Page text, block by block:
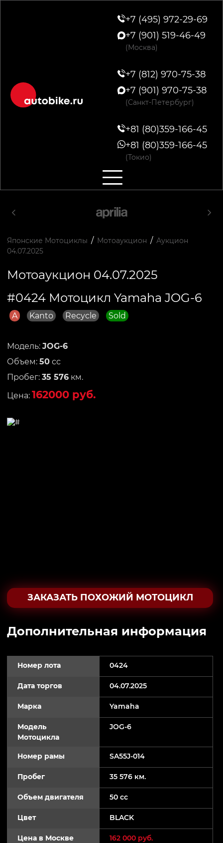
+7 (495) 972-29-69
+7 (901) 519-46-49
(Москва)
+7 (812) 970-75-38
+7 (901) 970-75-38
(Санкт-Петербург)
+81 (80)359-166-45
+81 (80)359-166-45
(Токио)
Японские Мотоциклы / Мотоаукцион / Аукцион
04.07.2025
Мотоаукцион 04.07.2025
#0424 Мотоцикл Yamaha JOG-6
A Kanto Recycle Sold
Модель: JOG-6
Объем: 50 сс
Пробег: 35 576 км.
Цена: 162000 руб.
ЗАКАЗАТЬ ПОХОЖИЙ МОТОЦИКЛ
Дополнительная информация
Номер лота 0424
Дата торгов 04.07.2025
Марка Yamaha
Модель
Мотоцикла
JOG-6
Номер рамы SA55J-014
Пробег 35 576 км.
Объем двигателя 50 cc
Цвет BLACK
Цена в Москве 162 000 руб.